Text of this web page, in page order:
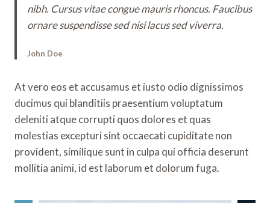
nibh. Cursus vitae congue mauris rhoncus. Faucibus
ornare suspendisse sed nisi lacus sed viverra.
John Doe
At vero eos et accusamus et iusto odio dignissimos
ducimus qui blanditiis praesentium voluptatum
deleniti atque corrupti quos dolores et quas
molestias excepturi sint occaecati cupiditate non
provident, similique sunt in culpa qui officia deserunt
mollitia animi, id est laborum et dolorum fuga.